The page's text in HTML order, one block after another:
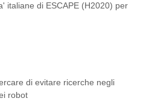
italiane di ESCAPE (H2020) per
di evitare ricerche negli
robot